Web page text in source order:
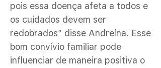
pois essa doença afeta a todos e
os cuidados devem ser
redobrados” disse Andreína. Esse
bom convívio familiar pode
influenciar de maneira positiva o